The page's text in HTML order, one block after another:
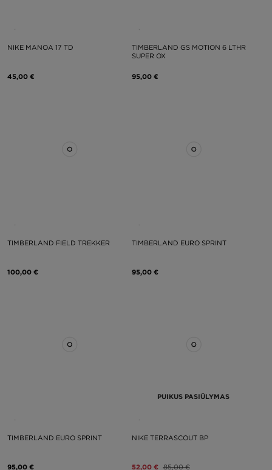
NIKE MANOA 17 TD
45,00 €
TIMBERLAND GS MOTION 6 LTHR
SUPER OX
95,00 €
TIMBERLAND FIELD TREKKER
100,00 €
TIMBERLAND EURO SPRINT
95,00 €
TIMBERLAND EURO SPRINT
95,00 €
PUIKUS PASIŪLYMAS
NIKE TERRASCOUT BP
52,00 € 85,00 €